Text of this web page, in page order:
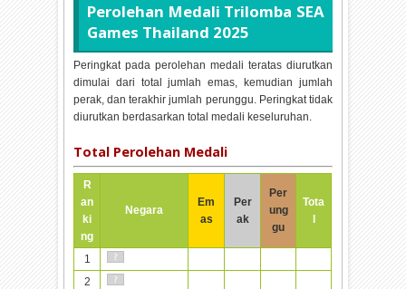
Perolehan Medali Trilomba SEA
Games Thailand 2025
Peringkat pada perolehan medali teratas diurutkan
dimulai dari total jumlah emas, kemudian jumlah
perak, dan terakhir jumlah perunggu. Peringkat tidak
diurutkan berdasarkan total medali keseluruhan.
Total Perolehan Medali
R
an
ki
ng
Negara
Em
as
Per
ak
Per
ung
gu
Tota
l
1
2